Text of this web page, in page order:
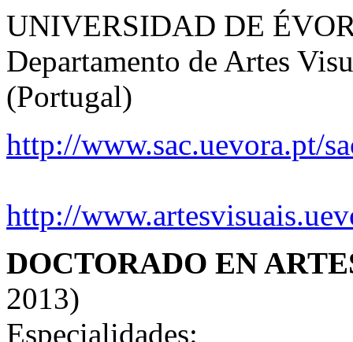
UNIVERSIDAD DE
Departamento de Artes
(Portugal)
http://www.sac.uevora.pt/
http://
DOCTORADO EN
2013)
Especialidades: